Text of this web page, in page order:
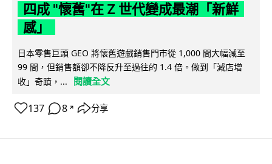
四成 "懷舊"在 Z 世代變成最潮「新鮮
感」
日本零售巨頭 GEO 將懷舊遊戲銷售門市從 1,000 間大幅減至
99 間，但銷售額卻不降反升至過往的 1.4 倍。做到「減店增
收」奇蹟，...
閱讀全文
137 8 ↗ 分享